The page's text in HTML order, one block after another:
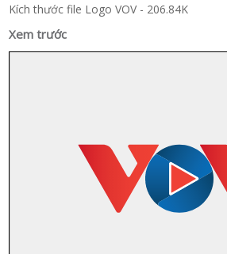
Kích thước file Logo VOV - 206.84K
Xem trước